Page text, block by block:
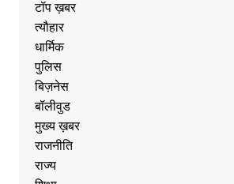
टॉप ख़बर
त्यौहार
धार्मिक
पुलिस
बिज़नेस
बॉलीवुड
मुख्य ख़बर
राजनीति
राज्य